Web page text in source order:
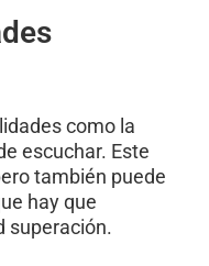
como la
escuchar. Este
también puede
hay que
superación.